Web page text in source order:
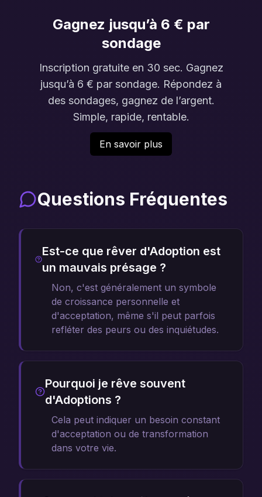
Gagnez jusqu’à 6 € par
sondage
Inscription gratuite en 30 sec. Gagnez
jusqu’à 6 € par sondage. Répondez à
des sondages, gagnez de l’argent.
Simple, rapide, rentable.
En savoir plus
Questions Fréquentes
Est-ce que rêver d'Adoption est
un mauvais présage ?
Non, c'est généralement un symbole
de croissance personnelle et
d'acceptation, même s'il peut parfois
refléter des peurs ou des inquiétudes.
Pourquoi je rêve souvent
d'Adoptions ?
Cela peut indiquer un besoin constant
d'acceptation ou de transformation
dans votre vie.